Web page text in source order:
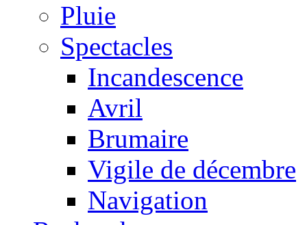
Pluie
Spectacles
Incandescence
Avril
Brumaire
Vigile de décembre
Navigation